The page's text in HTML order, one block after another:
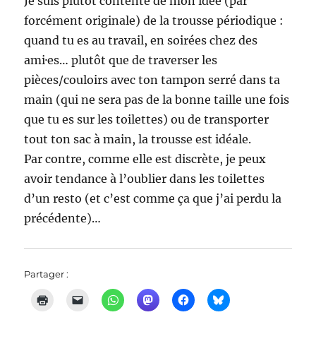
forcément originale) de la trousse périodique :
quand tu es au travail, en soirées chez des
ami·es… plutôt que de traverser les
pièces/couloirs avec ton tampon serré dans ta
main (qui ne sera pas de la bonne taille une fois
que tu es sur les toilettes) ou de transporter
tout ton sac à main, la trousse est idéale.
Par contre, comme elle est discrète, je peux
avoir tendance à l’oublier dans les toilettes
d’un resto (et c’est comme ça que j’ai perdu la
précédente)…
Partager :